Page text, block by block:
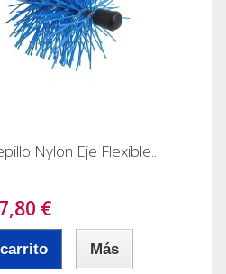
Nylon Eje Flexible...
7,80 €
Más